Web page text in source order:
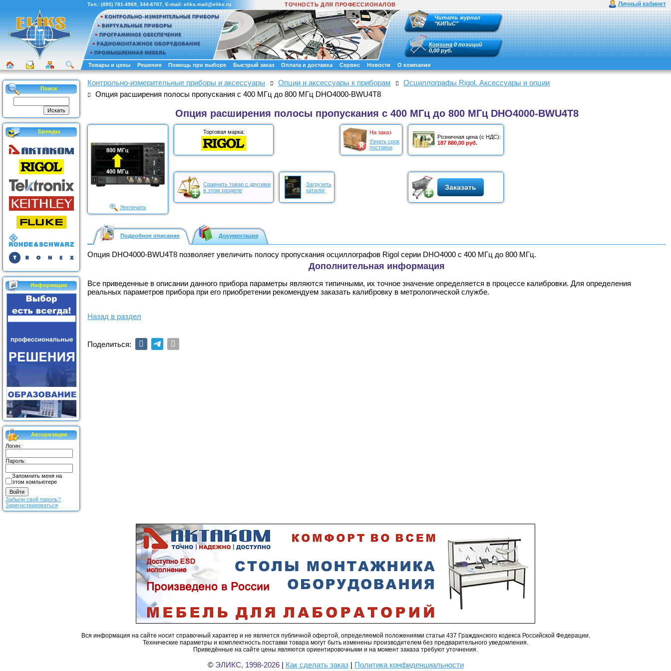
Личный кабинет
Тел.: (495) 781-4969 344-6707 , E-mail: eliks.mail@eliks.ru ТОЧНОСТЬ ДЛЯ ПРОФЕССИОНАЛОВ
Читать журнал
"КИПиС"
Корзина 0 позиций
0,00 руб.
Товары и цены Решения Помощь при выборе Быстрый заказ Оплата и доставка Сервис Новости О компании
Поиск
Бренды
Информация
Авторизация
Логин:
Пароль:
Запомнить меня на
этом компьютере
Забыли свой пароль?
Зарегистрироваться
Контрольно-измерительные приборы и аксессуары Опции и аксессуары к приборам
Осциллографы Rigol. Аксессуары и опции
Опция расширения полосы пропускания с 400 МГц до 800 МГц DHO4000-BWU4T8
Опция расширения полосы пропускания с 400 МГц до 800 МГц DHO4000-BWU4T8
Увеличить
Торговая марка:
На заказ
Узнать срок
поставки
Розничная цена (с НДС):
187 880,00 руб.
Сравнить товар с другими
в этом разделе
Загрузить
каталог
Заказать
Подробное описание Документация
Опция DHO4000-BWU4T8 позволяет увеличить полосу пропускания осциллографов Rigol серии DHO4000 с 400 МГц до 800 МГц.
Дополнительная информация
Все приведенные в описании данного прибора параметры являются типичными, их точное значение определяется в процессе калибровки. Для определения
реальных параметров прибора при его приобретении рекомендуем заказать калибровку в метрологической службе.
Назад в раздел
Поделиться:
Вся информация на сайте носит справочный характер и не является публичной офертой, определяемой положениями статьи 437 Гражданского кодекса Российской Федерации.
Технические параметры и комплектность поставки товара могут быть изменены производителем без предварительного уведомления.
Приведённые на сайте цены являются ориентировочными и на момент заказа требуют уточнения.
© ЭЛИКС, 1998-2026| Как сделать заказ| Политика конфиденциальности